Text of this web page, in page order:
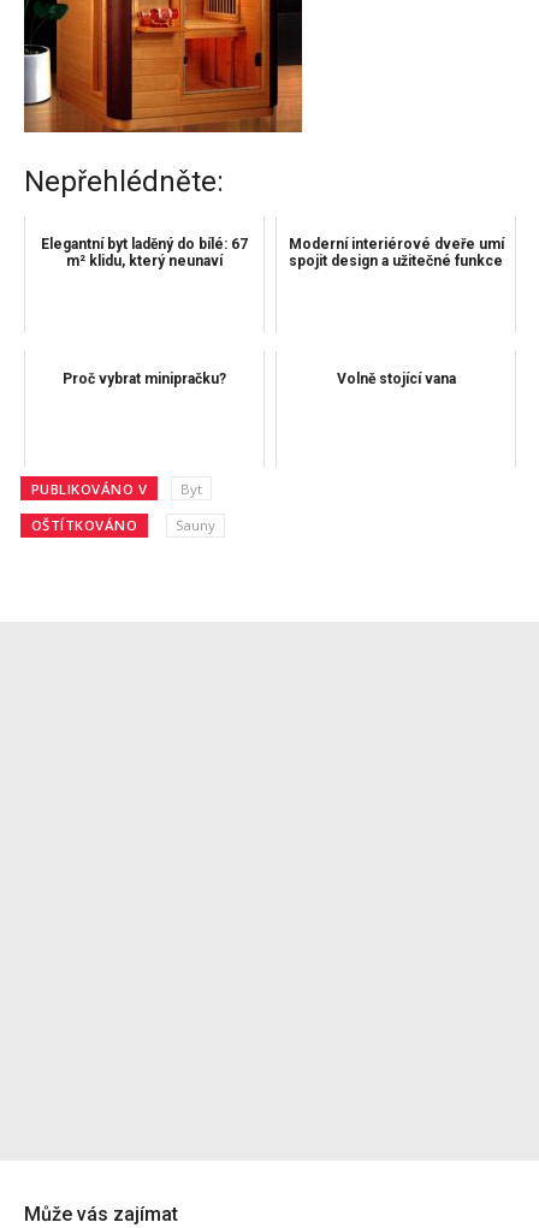
Nepřehlédněte:
Elegantní byt laděný do bílé: 67
m² klidu, který neunaví
Moderní interiérové ​​dveře umí
spojit design a užitečné funkce
Proč vybrat minipračku? Volně stojící vana
PUBLIKOVÁNO V Byt
OŠTÍTKOVÁNO Sauny
Může vás zajímat